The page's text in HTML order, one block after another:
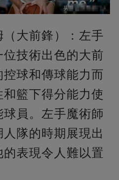
大前鋒）：左手
技術出色的大前
球和傳球能力而
籃下得分能力使
員。左手魔術師
隊的時期展現出
表現令人難以置